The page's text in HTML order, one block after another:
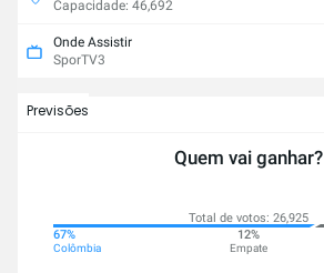
Capacidade: 46,692
Onde Assistir
SporTV3
Previsões
Quem vai ganhar?
Total de votos: 26,925
67%
Colômbia
12%
Empate